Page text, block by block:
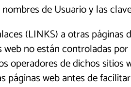
de Usuario y las
(LINKS) a otras
no están controladas
operadores de dichos
páginas web antes de